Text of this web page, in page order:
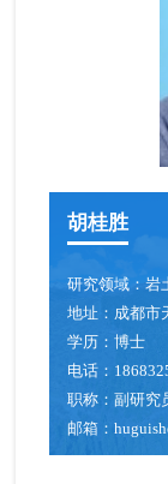
胡桂胜
研究领域：岩
地址： 成都市
学历：博士
电话：
职称：副研究
邮箱：